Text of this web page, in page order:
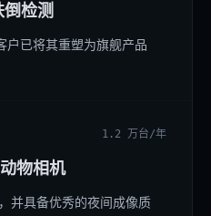
检测
户已将其重塑为旗舰产品
1.2 万台/年
物相机
并具备优秀的夜间成像质